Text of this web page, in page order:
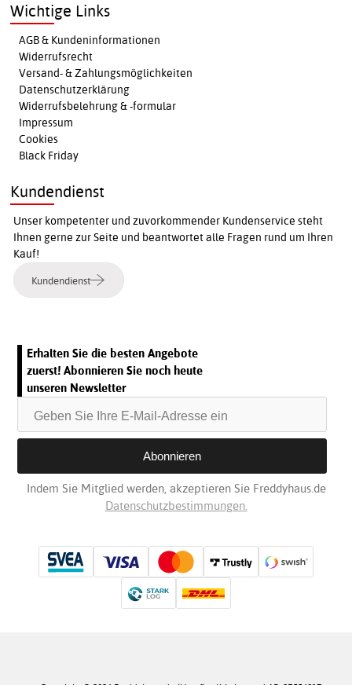
Wichtige Links
AGB & Kundeninformationen
Widerrufsrecht
Versand- & Zahlungsmöglichkeiten
Datenschutzerklärung
Widerrufsbelehrung & -formular
Impressum
Cookies
Black Friday
Kundendienst
Unser kompetenter und zuvorkommender Kundenservice steht
Ihnen gerne zur Seite und beantwortet alle Fragen rund um Ihren
Kauf!
Kundendienst
Erhalten Sie die besten Angebote
zuerst! Abonnieren Sie noch heute
unseren Newsletter
Indem Sie Mitglied werden, akzeptieren Sie Freddyhaus.de
Datenschutzbestimmungen.